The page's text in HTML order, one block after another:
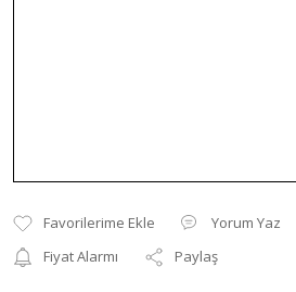
Yorum Yaz
Fiyat Alarmı
Paylaş